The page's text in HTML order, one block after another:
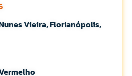
Vieira, Florianópolis,